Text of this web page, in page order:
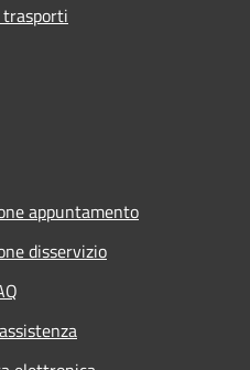
appuntamento
disservizio